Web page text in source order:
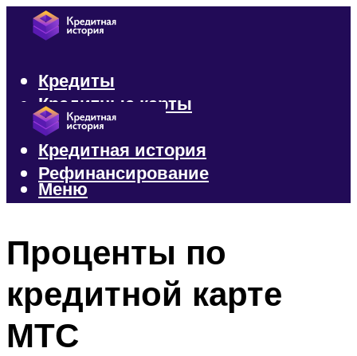
Кредиты
Кредитные карты
Микрозаймы
Кредитная история
Рефинансирование
Меню
Проценты по
кредитной карте
МТС